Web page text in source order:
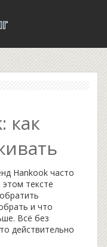
как
Hankook часто
тексте
и что
Всё без
действительно